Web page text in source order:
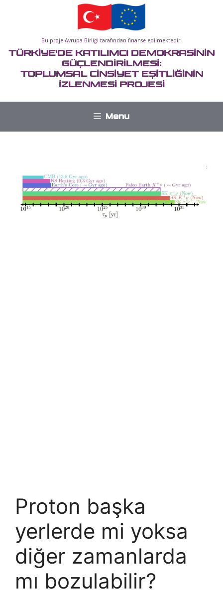
Bu proje Avrupa Birliği tarafından finanse edilmektedir.
TÜRKİYE'DE KATILIMCI DEMOKRASİNİN
GÜÇLENDİRİLMESİ:
TOPLUMSAL CİNSİYET EŞİTLİĞİNİN
İZLENMESİ PROJESİ
Menu
Proton başka
yerlerde mi yoksa
diğer zamanlarda
mı bozulabilir?